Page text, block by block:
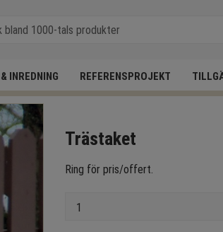
INREDNING REFERENSPROJEKT
Trästaket
Ring för pris/offert.